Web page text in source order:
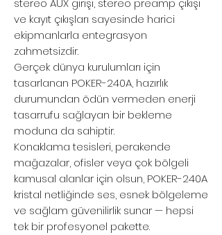
stereo AUX girişi, stereo preamp çıkışı
ve kayıt çıkışları sayesinde harici
ekipmanlarla entegrasyon
zahmetsizdir.
Gerçek dünya kurulumları için
tasarlanan POKER-240A, hazırlık
durumundan ödün vermeden enerji
tasarrufu sağlayan bir bekleme
moduna da sahiptir.
Konaklama tesisleri, perakende
mağazalar, ofisler veya çok bölgeli
kamusal alanlar için olsun, POKER-240A
kristal netliğinde ses, esnek bölgeleme
ve sağlam güvenilirlik sunar — hepsi
tek bir profesyonel pakette.